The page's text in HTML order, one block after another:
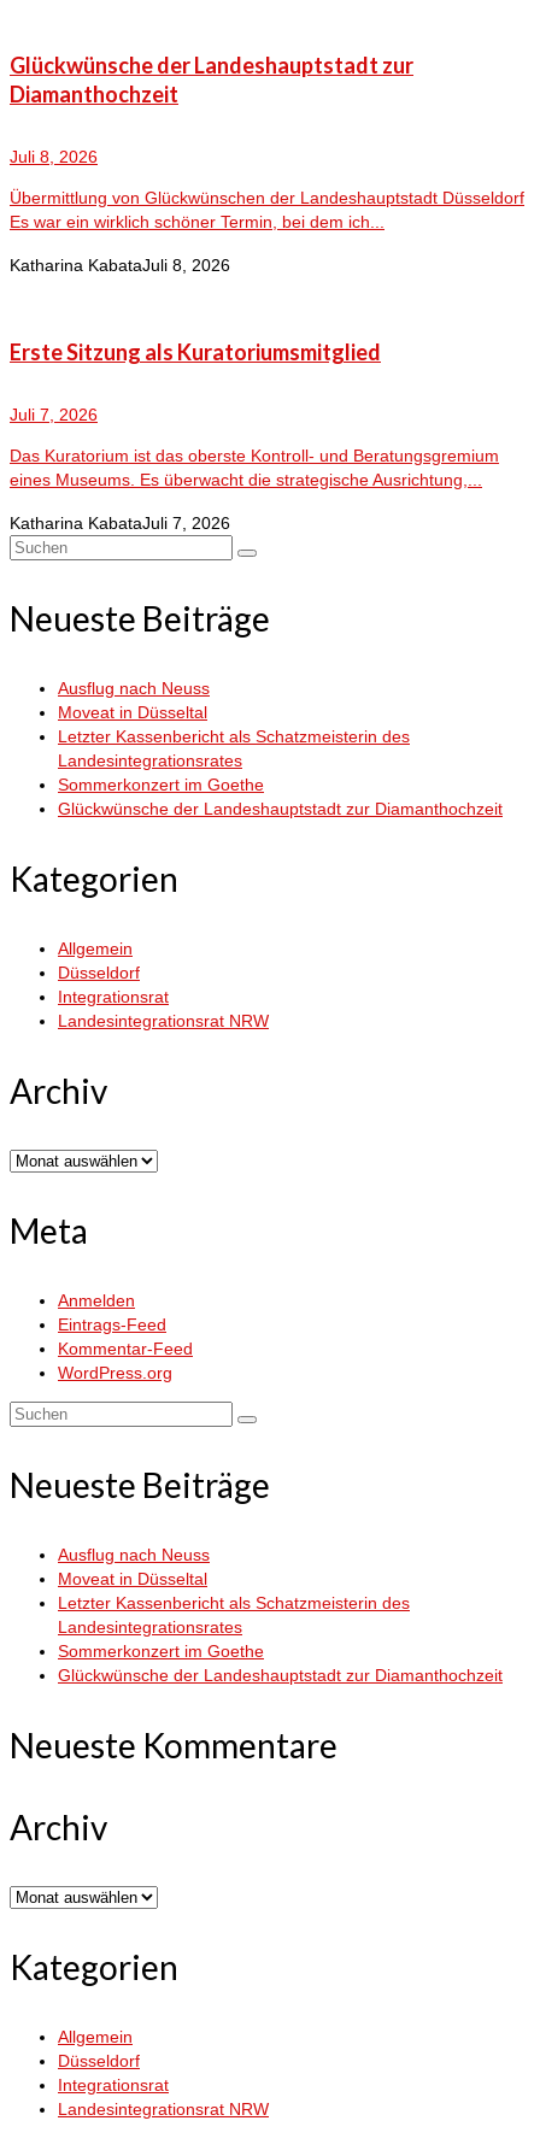
Glückwünsche der Landeshauptstadt zur
Diamanthochzeit
Juli 8, 2026
Übermittlung von Glückwünschen der Landeshauptstadt Düsseldorf
Es war ein wirklich schöner Termin, bei dem ich...
Katharina KabataJuli 8, 2026
Erste Sitzung als Kuratoriumsmitglied
Juli 7, 2026
Das Kuratorium ist das oberste Kontroll- und Beratungsgremium
eines Museums. Es überwacht die strategische Ausrichtung,...
Katharina KabataJuli 7, 2026
Suchen
Neueste Beiträge
Ausflug nach Neuss
Moveat in Düsseltal
Letzter Kassenbericht als Schatzmeisterin des
Landesintegrationsrates
Sommerkonzert im Goethe
Glückwünsche der Landeshauptstadt zur Diamanthochzeit
Kategorien
Allgemein
Düsseldorf
Integrationsrat
Landesintegrationsrat NRW
Archiv
Archiv
Meta
Anmelden
Eintrags-Feed
Kommentar-Feed
WordPress.org
Suchen
Neueste Beiträge
Ausflug nach Neuss
Moveat in Düsseltal
Letzter Kassenbericht als Schatzmeisterin des
Landesintegrationsrates
Sommerkonzert im Goethe
Glückwünsche der Landeshauptstadt zur Diamanthochzeit
Neueste Kommentare
Archiv
Archiv
Kategorien
Allgemein
Düsseldorf
Integrationsrat
Landesintegrationsrat NRW